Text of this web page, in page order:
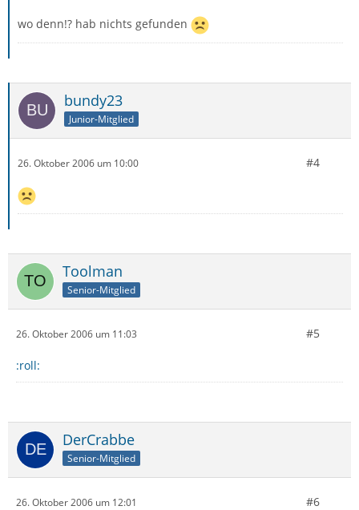
wo denn!? hab nichts gefunden
bundy23
Junior-Mitglied
26. Oktober 2006 um 10:00 #4
Toolman
Senior-Mitglied
26. Oktober 2006 um 11:03 #5
:roll:
DerCrabbe
Senior-Mitglied
26. Oktober 2006 um 12:01 #6